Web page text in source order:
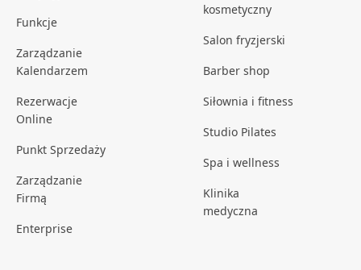
Funkcje
Zarządzanie
Kalendarzem
Rezerwacje
Online
Punkt Sprzedaży
Zarządzanie
Firmą
Enterprise
kosmetyczny
Salon fryzjerski
Barber shop
Siłownia i fitness
Studio Pilates
Spa i wellness
Klinika
medyczna